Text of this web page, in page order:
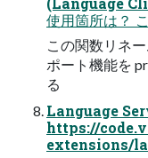
使用箇所は？
この関数リネ
ポート機能を
る
Language
https://
extensions/